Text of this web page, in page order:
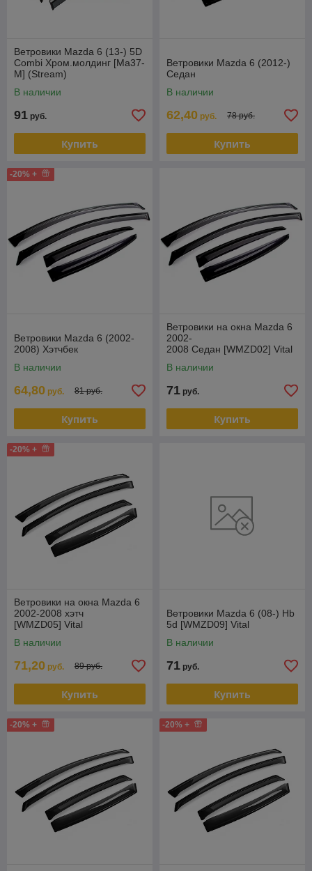
Ветровики Mazda 6 (13-) 5D
Combi Хром.молдинг [Ma37-
M] (Stream)
В наличии
91 руб.
Купить
Ветровики Mazda 6 (2012-)
Седан
В наличии
62,40 руб. 78 руб.
Купить
-20% +
Ветровики Mazda 6 (2002-
2008) Хэтчбек
В наличии
64,80 руб. 81 руб.
Купить
Ветровики на окна Mazda 6
2002-
2008 Седан [WMZD02] Vital
В наличии
71 руб.
Купить
-20% +
Ветровики на окна Mazda 6
2002-2008 хэтч
[WMZD05] Vital
В наличии
71,20 руб. 89 руб.
Купить
Ветровики Mazda 6 (08-) Hb
5d [WMZD09] Vital
В наличии
71 руб.
Купить
-20% + -20% +